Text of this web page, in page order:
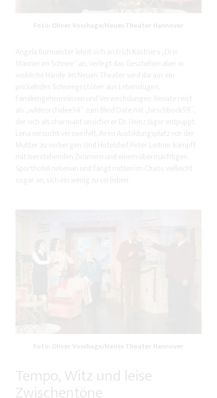
Foto: Oliver Vosshage/Neues Theater Hannover
Angela Burmeister lehnt sich an Erich Kästners „Drei
Männer im Schnee“ an, verlegt das Geschehen aber in
weibliche Hände. Im Neuen Theater wird daraus ein
prickelndes Schneegestöber aus Lebenslügen,
Familiengeheimnissen und Verwechslungen: Renate reist
als „wildeorchidee54“ zum Blind Date mit „hirschbock59“,
der sich als charmant unsicherer Dr. Heinz Jäger entpuppt.
Lena versucht verzweifelt, ihren Ausbildungsplatz vor der
Mutter zu verbergen. Und Hotelchef Peter Leitner kämpft
mit leerstehenden Zimmern und einem übermächtigen
Sporthotel nebenan und fängt mitten im Chaos vielleicht
sogar an, sich ein wenig zu verlieben.
Foto: Oliver Vosshage/Neues Theater Hannover
Tempo, Witz und leise
Zwischentöne